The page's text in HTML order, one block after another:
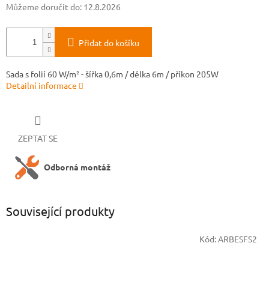
Můžeme doručit do: 12.8.2026
Přidat do košíku
Sada s folií 60 W/m² - šířka 0,6m / délka 6m / příkon 205W
Detailní informace
ZEPTAT SE
Odborná montáž
Související produkty
Kód:ARBESFS2